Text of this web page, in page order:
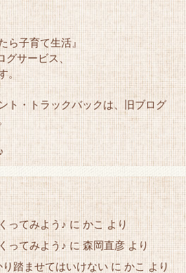
ら子育て生活』
サービス、
。
ト・トラックバックは、旧ブログ
ってみよう♪ に かこ より
ってみよう♪ に森岡直彦より
踏ませてはいけないにかこより